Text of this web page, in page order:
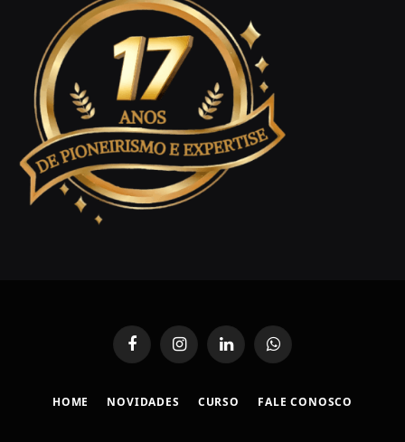
FacebookInstagramLinkedInWhatsApp
HOME NOVIDADES CURSO FALE CONOSCO